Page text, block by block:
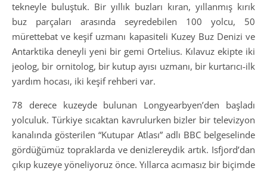
tekneyle buluştuk. Bir yıllık buzları kıran, yıllanmış kırık
buz parçaları arasında seyredebilen 100 yolcu, 50
mürettebat ve keşif uzmanı kapasiteli Kuzey Buz Denizi ve
Antarktika deneyli yeni bir gemi Ortelius. Kılavuz ekipte iki
jeolog, bir ornitolog, bir kutup ayısı uzmanı, bir kurtarıcı-ilk
yardım hocası, iki keşif rehberi var.
78 derece kuzeyde bulunan Longyearbyen’den başladı
yolculuk. Türkiye sıcaktan kavrulurken bizler bir televizyon
kanalında gösterilen “Kutupar Atlası” adlı BBC belgeselinde
gördüğümüz topraklarda ve denizlereydik artık. Isfjord’dan
çıkıp kuzeye yöneliyoruz önce. Yıllarca acımasız bir biçimde